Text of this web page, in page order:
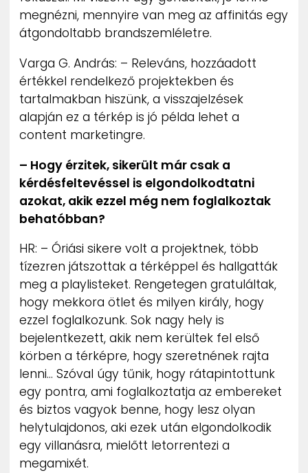
megnézni, mennyire van meg az affinitás egy
átgondoltabb brandszemléletre.
Varga G. András: – Releváns, hozzáadott
értékkel rendelkező projektekben és
tartalmakban hiszünk, a visszajelzések
alapján ez a térkép is jó példa lehet a
content marketingre.
– Hogy érzitek, sikerült már csak a
kérdésfeltevéssel is elgondolkodtatni
azokat, akik ezzel még nem foglalkoztak
behatóbban?
HR: – Óriási sikere volt a projektnek, több
tízezren játszottak a térképpel és hallgatták
meg a playlisteket. Rengetegen gratuláltak,
hogy mekkora ötlet és milyen király, hogy
ezzel foglalkozunk. Sok nagy hely is
bejelentkezett, akik nem kerültek fel első
körben a térképre, hogy szeretnének rajta
lenni… Szóval úgy tűnik, hogy rátapintottunk
egy pontra, ami foglalkoztatja az embereket
és biztos vagyok benne, hogy lesz olyan
helytulajdonos, aki ezek után elgondolkodik
egy villanásra, mielőtt letorrentezi a
megamixét.